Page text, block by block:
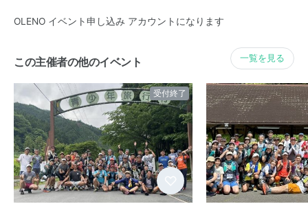
OLENO イベント申し込み アカウントになります
この主催者の他のイベント 一覧を見る
受付終了